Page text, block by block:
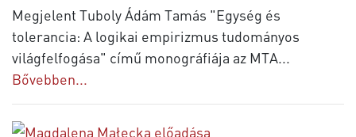
Megjelent Tuboly Ádám Tamás "Egység és
tolerancia: A logikai empirizmus tudományos
világfelfogása" című monográfiája az MTA...
Bővebben...